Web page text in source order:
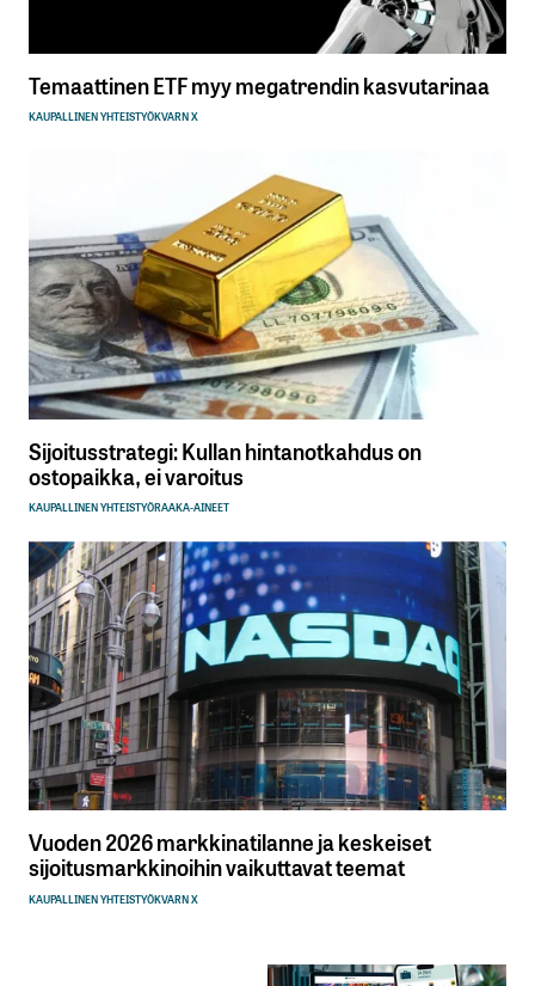
Temaattinen ETF myy megatrendin kasvutarinaa
KAUPALLINEN YHTEISTYÖKVARN X
Sijoitusstrategi: Kullan hintanotkahdus on
ostopaikka, ei varoitus
KAUPALLINEN YHTEISTYÖRAAKA-AINEET
Vuoden 2026 markkinatilanne ja keskeiset
sijoitusmarkkinoihin vaikuttavat teemat
KAUPALLINEN YHTEISTYÖKVARN X